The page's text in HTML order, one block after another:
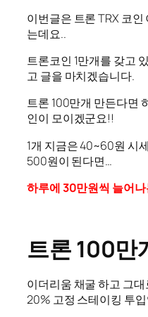
이번글은 트론 TRX 코
는데요..
트론코인 1만개를 갖고
고 글을 마치겠습니다.
트론 100만개 만든다면
인이 모이겠군요!!
1개 지금은 40~60원 시
500원이 된다면…
하루에 30만원씩 늘어
트론 100만
이더리움 채굴 하고 그
20% 고정 스테이킹 투